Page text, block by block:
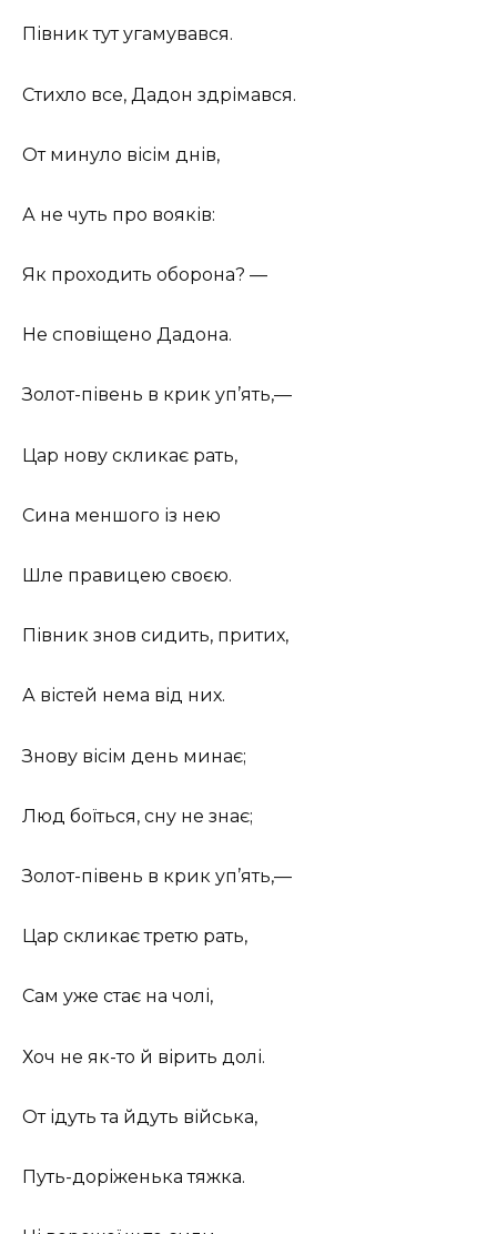
Півник тут угамувався.
Стихло все, Дадон здрімався.
От минуло вісім днів,
А не чуть про вояків:
Як проходить оборона? —
Не сповіщено Дадона.
Золот-півень в крик уп’ять,—
Цар нову скликає рать,
Сина меншого із нею
Шле правицею своєю.
Півник знов сидить, притих,
А вістей нема від них.
Знову вісім день минає;
Люд боїться, сну не знає;
Золот-півень в крик уп’ять,—
Цар скликає третю рать,
Сам уже стає на чолі,
Хоч не як-то й вірить долі.
От ідуть та йдуть війська,
Путь-доріженька тяжка.